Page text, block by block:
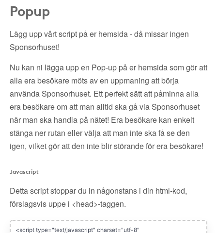
Popup
Lägg upp vårt script på er hemsida - då missar ingen
Sponsorhuset!
Nu kan ni lägga upp en Pop-up på er hemsida som gör att
alla era besökare möts av en uppmaning att börja
använda Sponsorhuset. Ett perfekt sätt att påminna alla
era besökare om att man alltid ska gå via Sponsorhuset
när man ska handla på nätet! Era besökare kan enkelt
stänga ner rutan eller välja att man inte ska få se den
igen, vilket gör att den inte blir störande för era besökare!
Javascript
Detta script stoppar du in någonstans i din html-kod,
förslagsvis uppe i <head>-taggen.